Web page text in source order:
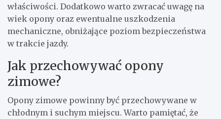
właściwości. Dodatkowo warto zwracać uwagę na
wiek opony oraz ewentualne uszkodzenia
mechaniczne, obniżające poziom bezpieczeństwa
w trakcie jazdy.
Jak przechowywać opony
zimowe?
Opony zimowe powinny być przechowywane w
chłodnym i suchym miejscu. Warto pamiętać, że